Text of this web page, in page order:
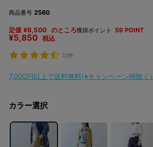
商品番号 2560
定価 ¥6,500 のところ
¥5,850 税込
獲得ポイント 59 POINT
13件
7,000円以上で送料無料(※キャンペーン時除く）
カラー選択